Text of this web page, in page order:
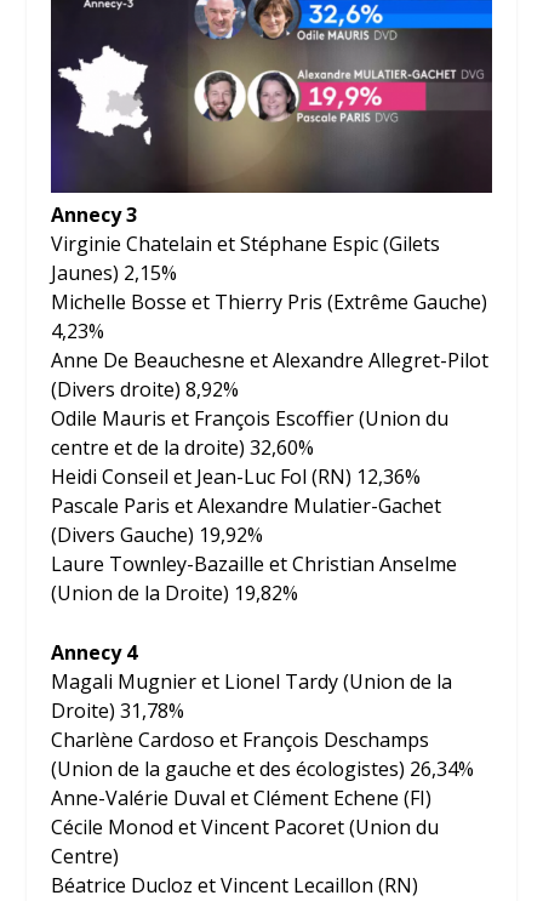
Annecy 3
Virginie Chatelain et Stéphane Espic (Gilets
Jaunes) 2,15%
Michelle Bosse et Thierry Pris (Extrême Gauche)
4,23%
Anne De Beauchesne et Alexandre Allegret-Pilot
(Divers droite) 8,92%
Odile Mauris et François Escoffier (Union du
centre et de la droite) 32,60%
Heidi Conseil et Jean-Luc Fol (RN) 12,36%
Pascale Paris et Alexandre Mulatier-Gachet
(Divers Gauche) 19,92%
Laure Townley-Bazaille et Christian Anselme
(Union de la Droite) 19,82%
Annecy 4
Magali Mugnier et Lionel Tardy (Union de la
Droite) 31,78%
Charlène Cardoso et François Deschamps
(Union de la gauche et des écologistes) 26,34%
Anne-Valérie Duval et Clément Echene (FI)
Cécile Monod et Vincent Pacoret (Union du
Centre)
Béatrice Ducloz et Vincent Lecaillon (RN)